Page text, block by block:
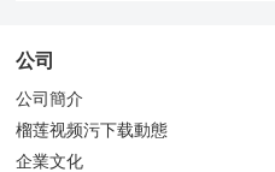
公司
公司簡介
榴莲视频污下载動態
企業文化